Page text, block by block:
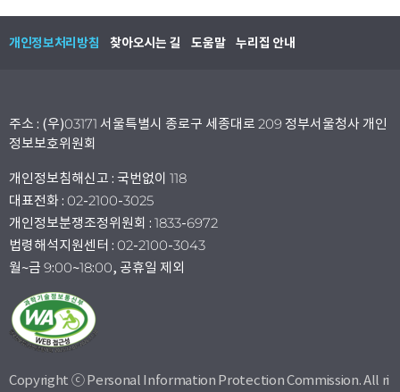
개인정보처리방침 찾아오시는 길 도움말 누리집 안내
주소 : (우)03171 서울특별시 종로구 세종대로 209 정부서울청사 개인
정보보호위원회
개인정보침해신고 : 국번없이 118
대표전화 : 02-2100-3025
개인정보분쟁조정위원회 : 1833-6972
법령해석지원센터 : 02-2100-3043
월~금 9:00~18:00, 공휴일 제외
Copyright ⓒ Personal Information Protection Commission. All ri